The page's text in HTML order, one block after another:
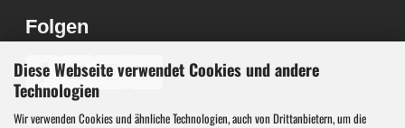
Diese Webseite verwendet Cookies und andere
Technologien
Wir verwenden Cookies und ähnliche Technologien, auch von Drittanbietern, um die
Folgen
♪
Werkzeug, Maschinen und Werkstattausstattung für